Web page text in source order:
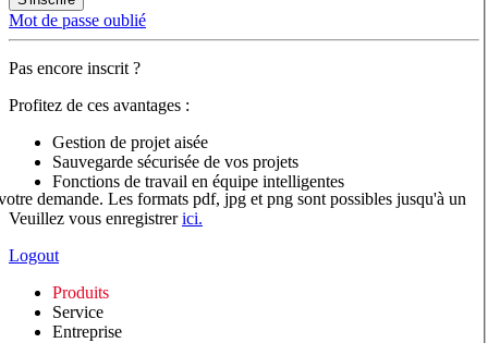
Mot de passe oublié
Pas encore inscrit ?
Profitez de ces avantages :
Gestion de projet aisée
Sauvegarde sécurisée de vos projets
Fonctions de travail en équipe intelligentes
Veuillez vous enregistrerici.
Logout
Produits
Service
Entreprise
demande. Les formats pdf, jpg et png sont possibles jusqu'à un